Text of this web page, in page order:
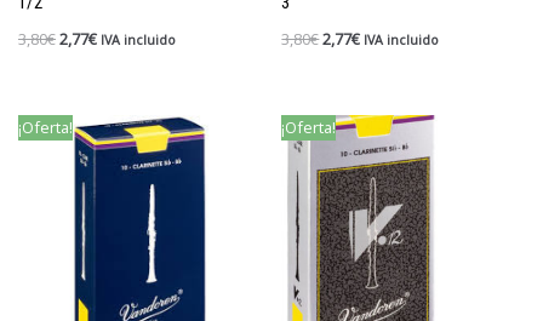
3,80€2,77€ IVA incluido
3,80€2,77€ IVA incluido
¡Oferta! ¡Oferta!